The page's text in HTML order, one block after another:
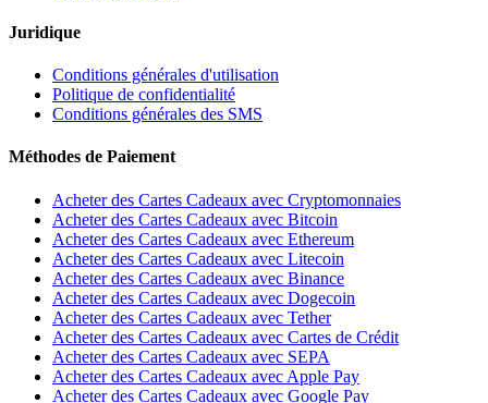
Juridique
Conditions générales d'utilisation
Politique de confidentialité
Conditions générales des SMS
Méthodes de Paiement
Acheter des Cartes Cadeaux avec Cryptomonnaies
Acheter des Cartes Cadeaux avec Bitcoin
Acheter des Cartes Cadeaux avec Ethereum
Acheter des Cartes Cadeaux avec Litecoin
Acheter des Cartes Cadeaux avec Binance
Acheter des Cartes Cadeaux avec Dogecoin
Acheter des Cartes Cadeaux avec Tether
Acheter des Cartes Cadeaux avec Cartes de Crédit
Acheter des Cartes Cadeaux avec SEPA
Acheter des Cartes Cadeaux avec Apple Pay
Acheter des Cartes Cadeaux avec Google Pay